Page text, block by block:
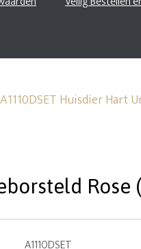
A1110DSET Huisdier Hart
Rose
A1110DSET